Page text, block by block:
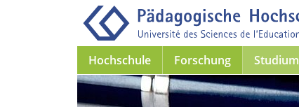
Hochschule Forschung Studium